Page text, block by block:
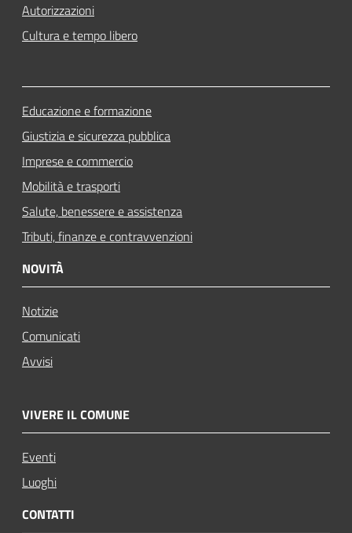
Autorizzazioni
Cultura e tempo libero
Educazione e formazione
Giustizia e sicurezza pubblica
Imprese e commercio
Mobilità e trasporti
Salute, benessere e assistenza
Tributi, finanze e contravvenzioni
NOVITÀ
Notizie
Comunicati
Avvisi
VIVERE IL COMUNE
Eventi
Luoghi
CONTATTI